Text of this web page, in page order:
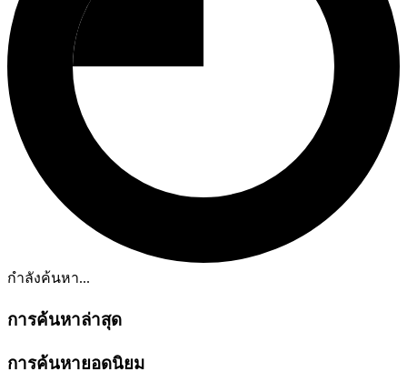
กำลังค้นหา...
การค้นหาล่าสุด
การค้นหายอดนิยม